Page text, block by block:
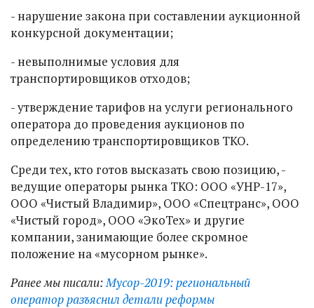
- нарушение закона при составлении аукционной
конкурсной документации;
- невыполнимые условия для
транспортировщиков отходов;
- утверждение тарифов на услуги регионального
оператора до проведения аукционов по
определению транспортировщиков ТКО.
Среди тех, кто готов высказать свою позицию, -
ведущие операторы рынка ТКО: ООО «УНР-17»,
ООО «Чистый Владимир», ООО «Спецтранс», ООО
«Чистый город», ООО «ЭкоТех» и другие
компании, занимающие более скромное
положение на «мусорном рынке».
Ранее мы писали:Мусор-2019: региональный
оператор разъяснил детали реформы